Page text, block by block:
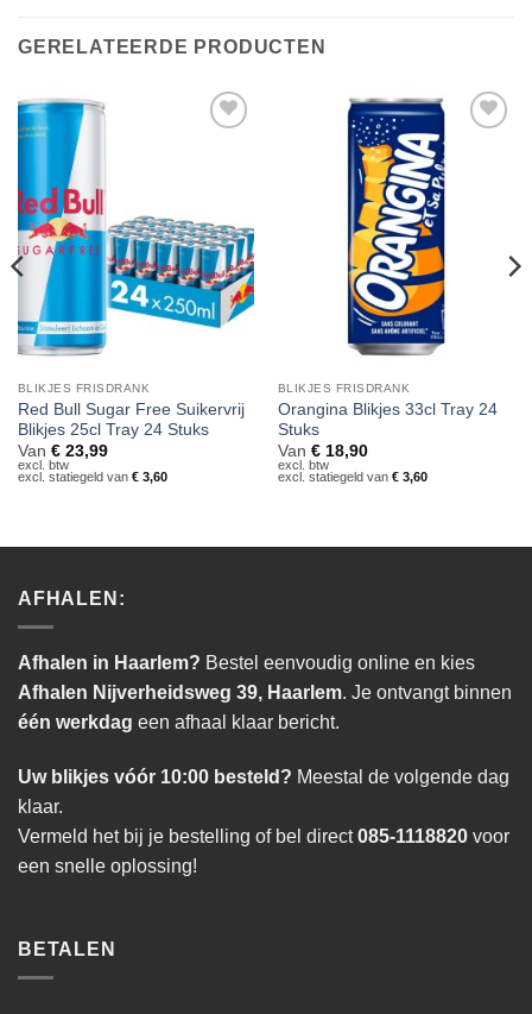
GERELATEERDE PRODUCTEN
BLIKJES FRISDRANK
Red Bull Sugar Free Suikervrij
Blikjes 25cl Tray 24 Stuks
Van €23,99
excl. btw
excl. statiegeld van €3,60
Toevoegen
verlanglijst
BLIKJES FRISDRANK
Orangina Blikjes 33cl Tray 24
Stuks
Van €18,90
excl. btw
excl. statiegeld van €3,60
AFHALEN:
Afhalen in Haarlem? Bestel eenvoudig online en kies
Afhalen Nijverheidsweg 39, Haarlem. Je ontvangt binnen
één werkdag een afhaal klaar bericht.
Uw blikjes vóór 10:00 besteld? Meestal de volgende dag
klaar.
Vermeld het bij je bestelling of bel direct085-1118820 voor
een snelle oplossing!
BETALEN